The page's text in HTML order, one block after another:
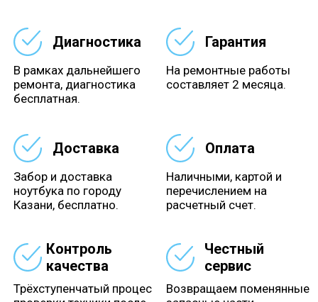
Диагностика
В рамках дальнейшего
ремонта, диагностика
бесплатная.
Гарантия
На ремонтные работы
составляет 2 месяца.
Доставка
Забор и доставка
ноутбука по городу
Казани, бесплатно.
Оплата
Наличными, картой и
перечислением на
расчетный счет.
Контроль
качества
Трёхступенчатый процес
Честный
сервис
Возвращаем поменянные